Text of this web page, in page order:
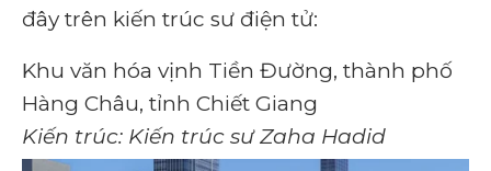
đây trên kiến ​​trúc sư điện tử:
Khu văn hóa vịnh Tiền Đường, thành phố
Hàng Châu, tỉnh Chiết Giang
Kiến trúc: Kiến trúc sư Zaha Hadid